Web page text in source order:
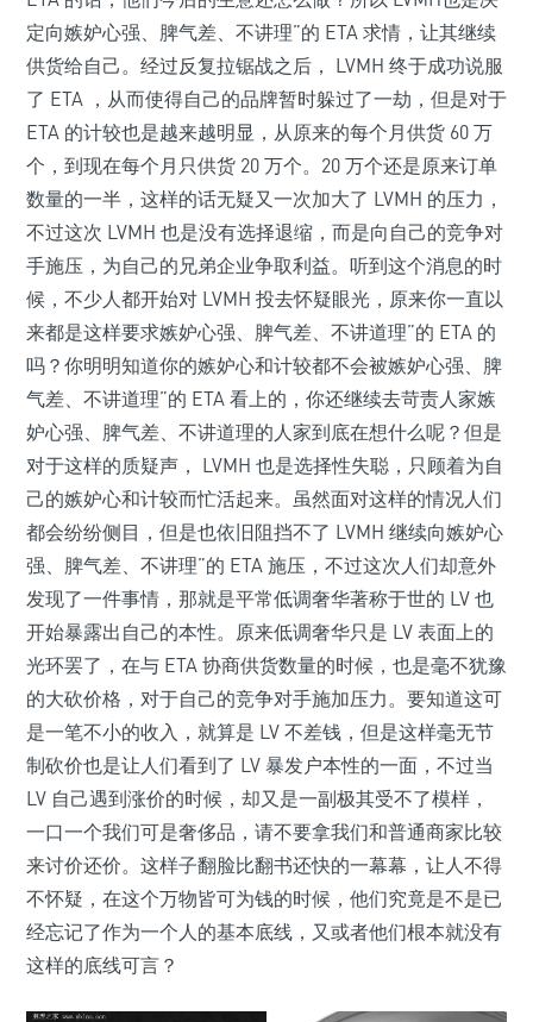
定向嫉妒心强、脾气差、不讲理”的 ETA 求情，让其继续
供货给自己。经过反复拉锯战之后， LVMH 终于成功说服
了 ETA ，从而使得自己的品牌暂时躲过了一劫，但是对于
ETA 的计较也是越来越明显，从原来的每个月供货 60 万
个，到现在每个月只供货 20 万个。20 万个还是原来订单
数量的一半，这样的话无疑又一次加大了 LVMH 的压力，
不过这次 LVMH 也是没有选择退缩，而是向自己的竞争对
手施压，为自己的兄弟企业争取利益。听到这个消息的时
候，不少人都开始对 LVMH 投去怀疑眼光，原来你一直以
来都是这样要求嫉妒心强、脾气差、不讲道理”的 ETA 的
吗？你明明知道你的嫉妒心和计较都不会被嫉妒心强、脾
气差、不讲道理”的 ETA 看上的，你还继续去苛责人家嫉
妒心强、脾气差、不讲道理的人家到底在想什么呢？但是
对于这样的质疑声， LVMH 也是选择性失聪，只顾着为自
己的嫉妒心和计较而忙活起来。虽然面对这样的情况人们
都会纷纷侧目，但是也依旧阻挡不了 LVMH 继续向嫉妒心
强、脾气差、不讲理”的 ETA 施压，不过这次人们却意外
发现了一件事情，那就是平常低调奢华著称于世的 LV 也
开始暴露出自己的本性。原来低调奢华只是 LV 表面上的
光环罢了，在与 ETA 协商供货数量的时候，也是毫不犹豫
的大砍价格，对于自己的竞争对手施加压力。要知道这可
是一笔不小的收入，就算是 LV 不差钱，但是这样毫无节
制砍价也是让人们看到了 LV 暴发户本性的一面，不过当
LV 自己遇到涨价的时候，却又是一副极其受不了模样，
一口一个我们可是奢侈品，请不要拿我们和普通商家比较
来讨价还价。这样子翻脸比翻书还快的一幕幕，让人不得
不怀疑，在这个万物皆可为钱的时候，他们究竟是不是已
经忘记了作为一个人的基本底线，又或者他们根本就没有
这样的底线可言？